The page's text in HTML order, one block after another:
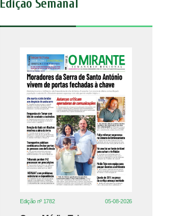
Edição Semanal
Edição nº 1782 05-08-2026